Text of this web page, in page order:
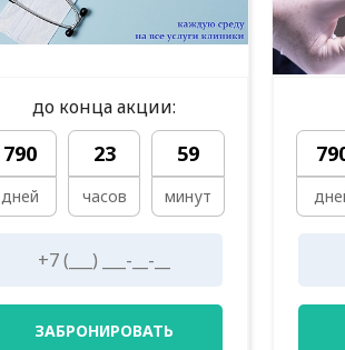
до конца акции:
790 23 59
дней часов минут
ЗАБРОНИРОВАТЬ